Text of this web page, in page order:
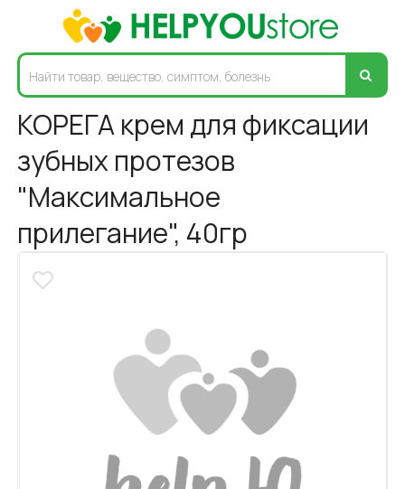
КОРЕГА крем для фиксации
зубных протезов
"Максимальное
прилегание", 40гр